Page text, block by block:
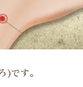
です。